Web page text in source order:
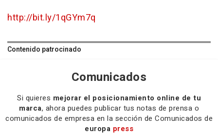
http://bit.ly/1qGYm7q
Contenido patrocinado
Comunicados
Si quieres mejorar el posicionamiento online de tu
marca, ahora puedes publicar tus notas de prensa o
comunicados de empresa en la sección de Comunicados de
europa press